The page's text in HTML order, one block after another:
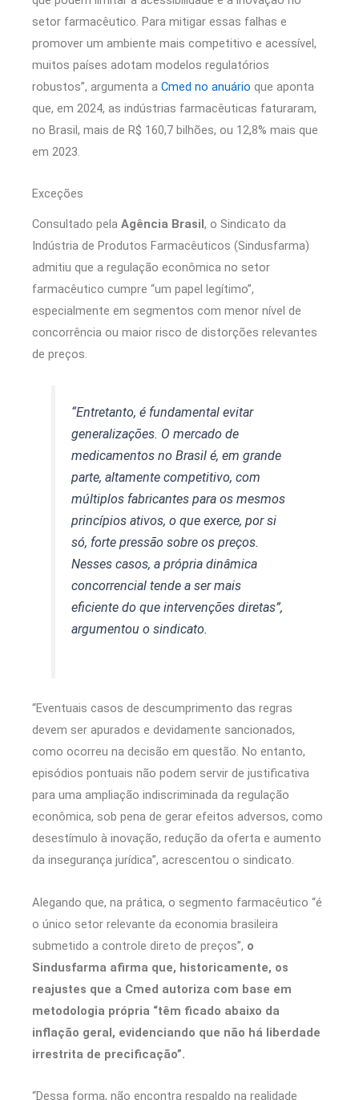
setor farmacêutico. Para mitigar essas falhas e
promover um ambiente mais competitivo e acessível,
muitos países adotam modelos regulatórios
robustos”, argumenta a Cmed no anuário que aponta
que, em 2024, as indústrias farmacêuticas faturaram,
no Brasil, mais de R$ 160,7 bilhões, ou 12,8% mais que
em 2023.
Exceções
Consultado pela Agência Brasil, o Sindicato da
Indústria de Produtos Farmacêuticos (Sindusfarma)
admitiu que a regulação econômica no setor
farmacêutico cumpre “um papel legítimo”,
especialmente em segmentos com menor nível de
concorrência ou maior risco de distorções relevantes
de preços.
“Entretanto, é fundamental evitar
generalizações. O mercado de
medicamentos no Brasil é, em grande
parte, altamente competitivo, com
múltiplos fabricantes para os mesmos
princípios ativos, o que exerce, por si
só, forte pressão sobre os preços.
Nesses casos, a própria dinâmica
concorrencial tende a ser mais
eficiente do que intervenções diretas”,
argumentou o sindicato.
“Eventuais casos de descumprimento das regras
devem ser apurados e devidamente sancionados,
como ocorreu na decisão em questão. No entanto,
episódios pontuais não podem servir de justificativa
para uma ampliação indiscriminada da regulação
econômica, sob pena de gerar efeitos adversos, como
desestímulo à inovação, redução da oferta e aumento
da insegurança jurídica”, acrescentou o sindicato.
Alegando que, na prática, o segmento farmacêutico “é
o único setor relevante da economia brasileira
submetido a controle direto de preços”, o
Sindusfarma afirma que, historicamente, os
reajustes que a Cmed autoriza com base em
metodologia própria “têm ficado abaixo da
inflação geral, evidenciando que não há liberdade
irrestrita de precificação”.
“Dessa forma, não encontra respaldo na realidade